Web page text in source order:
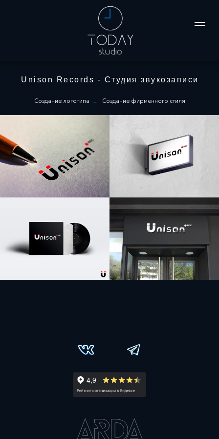
Unison Records - Студия звукозаписи
Создание логотипа → Создание фирменного стиля